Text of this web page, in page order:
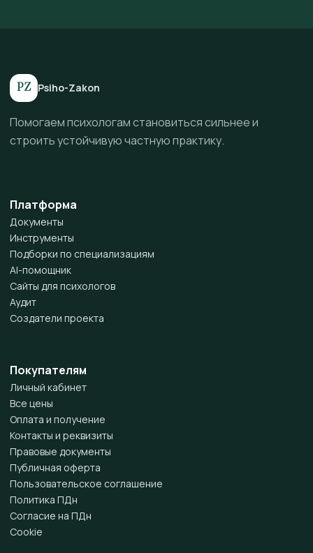
PZ Psiho-Zakon
Помогаем психологам становиться сильнее и
строить устойчивую частную практику.
Платформа
Документы
Инструменты
Подборки по специализациям
AI-помощник
Сайты для психологов
Аудит
Создатели проекта
Покупателям
Личный кабинет
Все цены
Оплата и получение
Контакты и реквизиты
Правовые документы
Публичная оферта
Пользовательское соглашение
Политика ПДн
Согласие на ПДн
Cookie